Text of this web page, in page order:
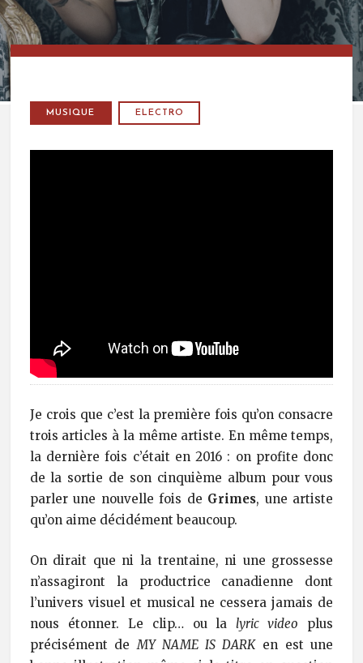
MUSIQUE ELECTRO
Je crois que c’est la première fois qu’on consacre
trois articles à la même artiste. En même temps,
la dernière fois c’était en 2016 : on profite donc
de la sortie de son cinquième album pour vous
parler une nouvelle fois de Grimes, une artiste
qu’on aime décidément beaucoup.
On dirait que ni la trentaine, ni une grossesse
n’assagiront la productrice canadienne dont
l’univers visuel et musical ne cessera jamais de
nous étonner. Le clip… ou lalyric video plus
précisément deMY NAME IS DARKen est une